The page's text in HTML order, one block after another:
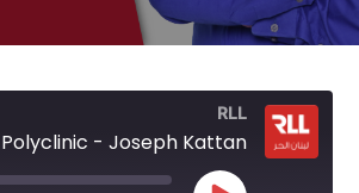
RLL
Polyclinic - Joseph Kattan